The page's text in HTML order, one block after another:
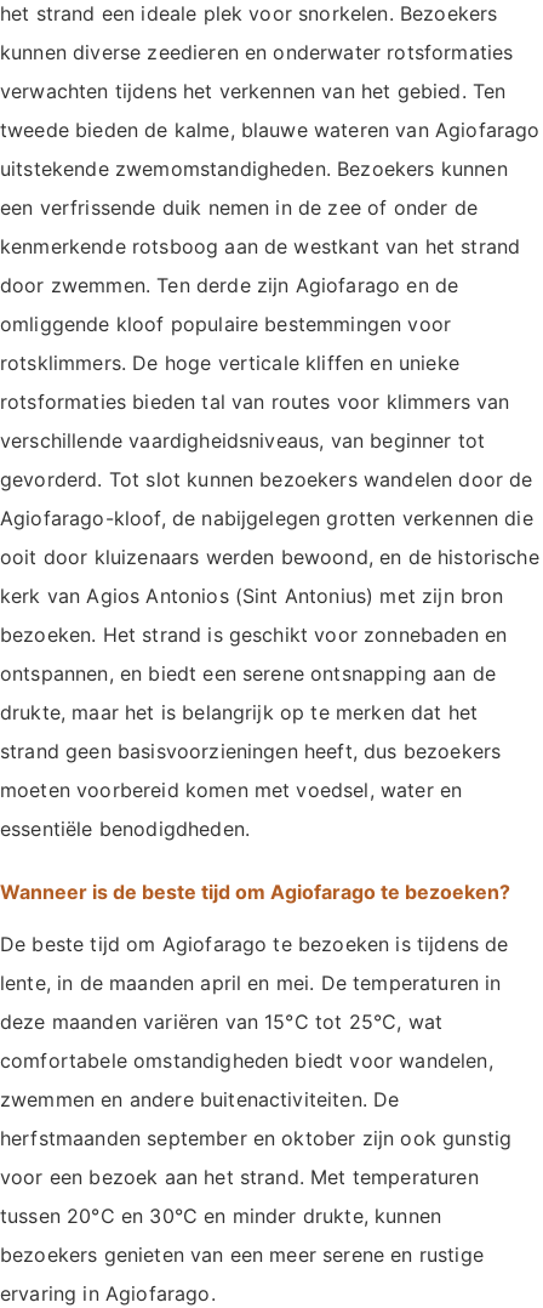
het strand een ideale plek voor snorkelen. Bezoekers
kunnen diverse zeedieren en onderwater rotsformaties
verwachten tijdens het verkennen van het gebied. Ten
tweede bieden de kalme, blauwe wateren van Agiofarago
uitstekende zwemomstandigheden. Bezoekers kunnen
een verfrissende duik nemen in de zee of onder de
kenmerkende rotsboog aan de westkant van het strand
door zwemmen. Ten derde zijn Agiofarago en de
omliggende kloof populaire bestemmingen voor
rotsklimmers. De hoge verticale kliffen en unieke
rotsformaties bieden tal van routes voor klimmers van
verschillende vaardigheidsniveaus, van beginner tot
gevorderd. Tot slot kunnen bezoekers wandelen door de
Agiofarago-kloof, de nabijgelegen grotten verkennen die
ooit door kluizenaars werden bewoond, en de historische
kerk van Agios Antonios (Sint Antonius) met zijn bron
bezoeken. Het strand is geschikt voor zonnebaden en
ontspannen, en biedt een serene ontsnapping aan de
drukte, maar het is belangrijk op te merken dat het
strand geen basisvoorzieningen heeft, dus bezoekers
moeten voorbereid komen met voedsel, water en
essentiële benodigdheden.
Wanneer is de beste tijd om Agiofarago te bezoeken?
De beste tijd om Agiofarago te bezoeken is tijdens de
lente, in de maanden april en mei. De temperaturen in
deze maanden variëren van 15°C tot 25°C, wat
comfortabele omstandigheden biedt voor wandelen,
zwemmen en andere buitenactiviteiten. De
herfstmaanden september en oktober zijn ook gunstig
voor een bezoek aan het strand. Met temperaturen
tussen 20°C en 30°C en minder drukte, kunnen
bezoekers genieten van een meer serene en rustige
ervaring in Agiofarago.